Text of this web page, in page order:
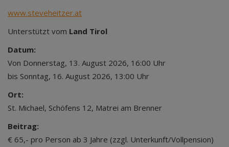
www.steveheitzer.at
Unterstützt vom Land Tirol
Datum:
Von Donnerstag, 13. August 2026, 16:00 Uhr
bis Sonntag, 16. August 2026, 13:00 Uhr
Ort:
St. Michael, Schöfens 12, Matrei am Brenner
Beitrag:
€ 65,- pro Person ab 3 Jahre (zzgl. Unterkunft/Vollpension)